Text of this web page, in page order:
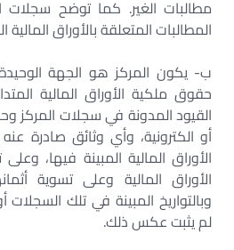
مطالبات الغير. كما توضح سجلات
المطالبات المتعلقة بالأوراق
ب- يكون المركز هو الجهة
حقوق ملكية الأوراق المالية
القيود المدونة في سجلات المركز
أو الكترونية، وأي وثائق صادرة
الأوراق المالية المبينة فيها،
الأوراق المالية وعلى تسوية
وبالتواريخ المبينة في تلك السجلات
لم يثبت عكس ذلك.